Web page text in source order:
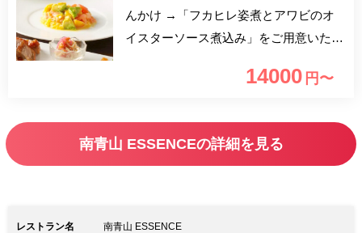
んかけ →「フカヒレ姿煮とアワビのオ
イスターソース煮込み」をご用意いたし
を使い、体と心への優しさにこだわった
コースでございます。 二十四節気と
節を一致させる為に考案されたもので
14000 円〜
南青山 ESSENCEの詳細を見る
レストラン名 南青山 ESSENCE